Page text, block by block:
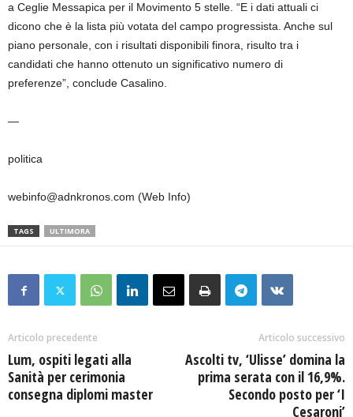
a Ceglie Messapica per il Movimento 5 stelle. “E i dati attuali ci
dicono che è la lista più votata del campo progressista. Anche sul
piano personale, con i risultati disponibili finora, risulto tra i
candidati che hanno ottenuto un significativo numero di
preferenze”, conclude Casalino.
—
politica
webinfo@adnkronos.com (Web Info)
TAGS ULTIMORA
Articolo precedente
Lum, ospiti legati alla
Sanità per cerimonia
consegna diplomi master
Articolo successivo
Ascolti tv, ‘Ulisse’ domina la
prima serata con il 16,9%.
Secondo posto per ‘I
Cesaroni’